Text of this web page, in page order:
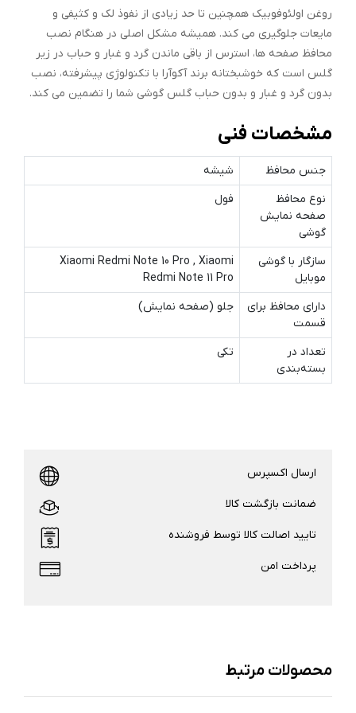
روغن اولئوفوبیک همچنین تا حد زیادی از نفوذ لک و کثیفی و
مایعات جلوگیری می کند. همیشه مشکل اصلی در هنگام نصب
محافظ صفحه ها، استرس از باقی ماندن گرد و غبار و حباب در زیر
گلس است که خوشبختانه برند آکوآرا با تکنولوژی پیشرفته، نصب
بدون گرد و غبار و بدون حباب گلس گوشی شما را تضمین می کند.
مشخصات فنی
جنس محافظ
شیشه
نوع محافظ
صفحه نمایش
گوشی
فول
سازگار با گوشی
موبایل
Xiaomi Redmi Note 10 Pro , Xiaomi
Redmi Note 11 Pro
دارای محافظ برای
قسمت
جلو (صفحه نمایش)
تعداد در
بسته‌بندی
تکی
ارسال اکسپرس
ضمانت بازگشت کالا
تایید اصالت کالا توسط فروشنده
پرداخت امن
محصولات مرتبط